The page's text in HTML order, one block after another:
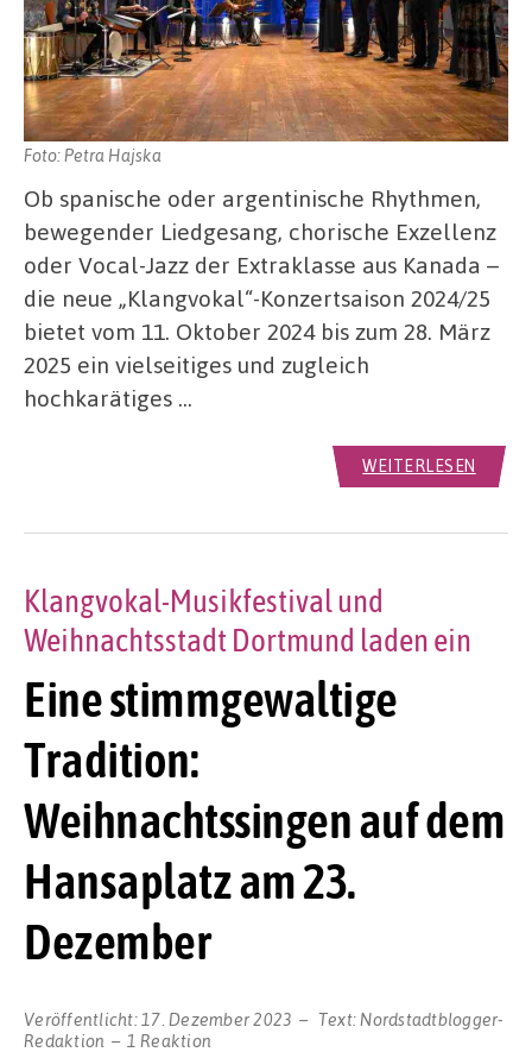
Foto: Petra Hajska
Ob spanische oder argentinische Rhythmen,
bewegender Liedgesang, chorische Exzellenz
oder Vocal-Jazz der Extraklasse aus Kanada –
die neue „Klangvokal“-Konzertsaison 2024/25
bietet vom 11. Oktober 2024 bis zum 28. März
2025 ein vielseitiges und zugleich
hochkarätiges …
WEITERLESEN
Eine stimmgewaltige
Tradition:
Weihnachtssingen auf dem
Hansaplatz am 23.
Dezember
Klangvokal-Musikfestival und
Weihnachtsstadt Dortmund laden ein
Veröffentlicht: 17. Dezember 2023 Text: Nordstadtblogger-
Redaktion
1 Reaktion